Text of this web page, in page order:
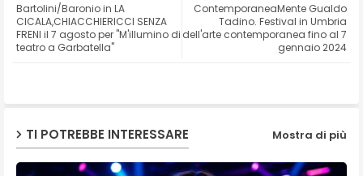
ats
ContemporaneaMente Gualdo
Tadino. Festival in Umbria
dell'arte contemporanea fino al 7
gennaio 2024
Bartolini/Baronio in LA
CICALA,CHIACCHIERICCI SENZA
FRENI il 7 agosto per "M'illumino di
teatro a Garbatella"
TI POTREBBE INTERESSARE Mostra di più